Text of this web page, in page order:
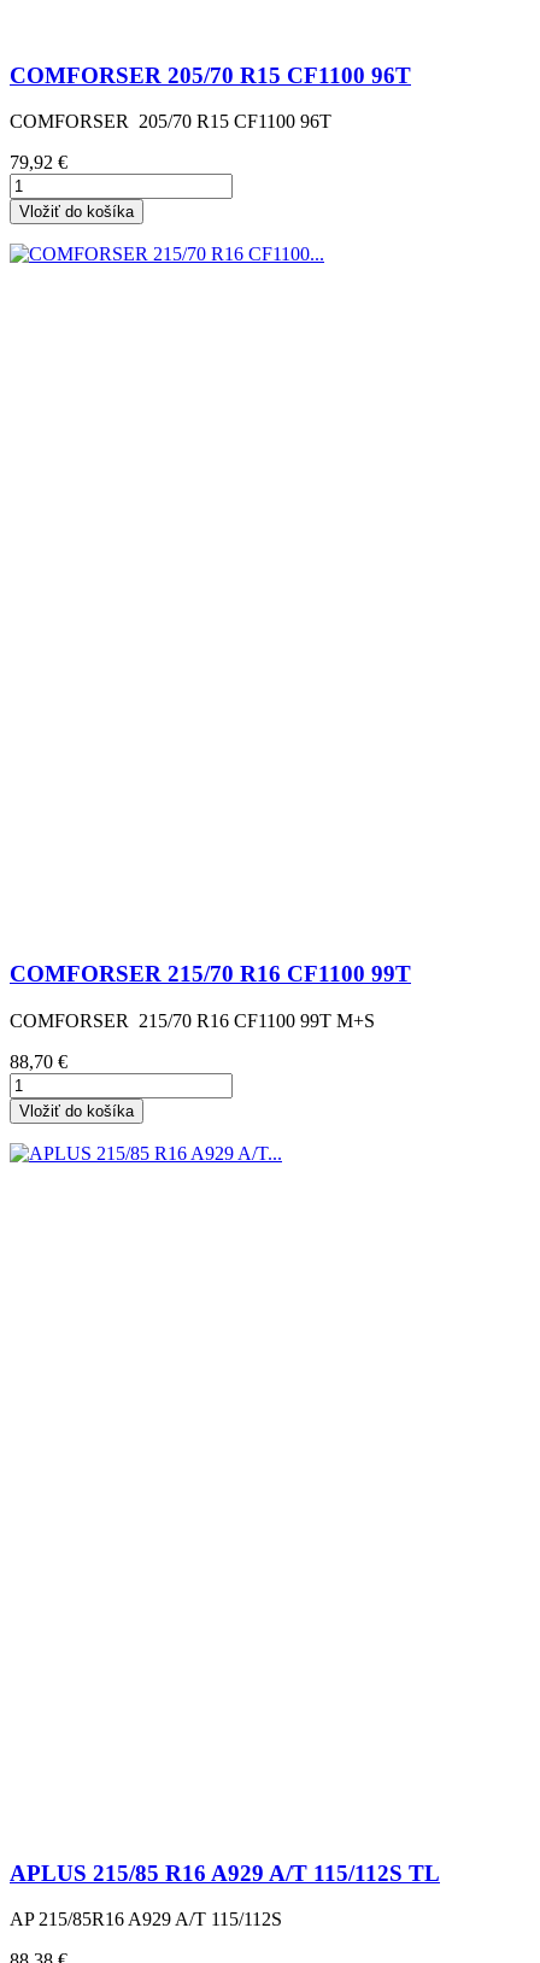
COMFORSER 205/70 R15 CF1100 96T
COMFORSER 205/70 R15 CF1100 96T
Cena
79,92 €
Vložiť do košíka
COMFORSER 215/70 R16 CF1100 99T
COMFORSER 215/70 R16 CF1100 99T M+S
Cena
88,70 €
Vložiť do košíka
APLUS 215/85 R16 A929 A/T 115/112S TL
AP 215/85R16 A929 A/T 115/112S